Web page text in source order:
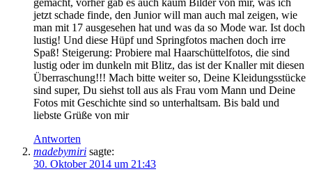
gemacht, vorher gab es auch kaum Bilder von mir, was ich
jetzt schade finde, den Junior will man auch mal zeigen, wie
man mit 17 ausgesehen hat und was da so Mode war. Ist doch
lustig! Und diese Hüpf und Springfotos machen doch irre
Spaß! Steigerung: Probiere mal Haarschüttelfotos, die sind
lustig oder im dunkeln mit Blitz, das ist der Knaller mit diesen
Überraschung!!! Mach bitte weiter so, Deine Kleidungsstücke
sind super, Du siehst toll aus als Frau vom Mann und Deine
Fotos mit Geschichte sind so unterhaltsam. Bis bald und
liebste Grüße von mir
Antworten
madebymiri sagte:
30. Oktober 2014 um 21:43